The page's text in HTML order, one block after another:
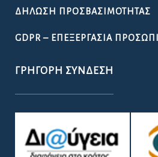
ΔΉΛΩΣΗ ΠΡΟΣΒΑΣΙΜΌΤΗΤΑΣ
GDPR – ΕΠΕΞΕΡΓΑΣΙΑ
ΓΡΉΓΟΡΗ ΣΎΝΔΕΣΗ